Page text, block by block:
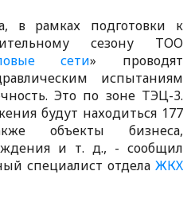
в рамках подготовки к
сезону ТОО
сети» проводят
испытаниям
Это по зоне ТЭЦ-3.
будут находиться 177
объекты бизнеса,
и т. д., - сообщил
специалист отдела ЖКХ